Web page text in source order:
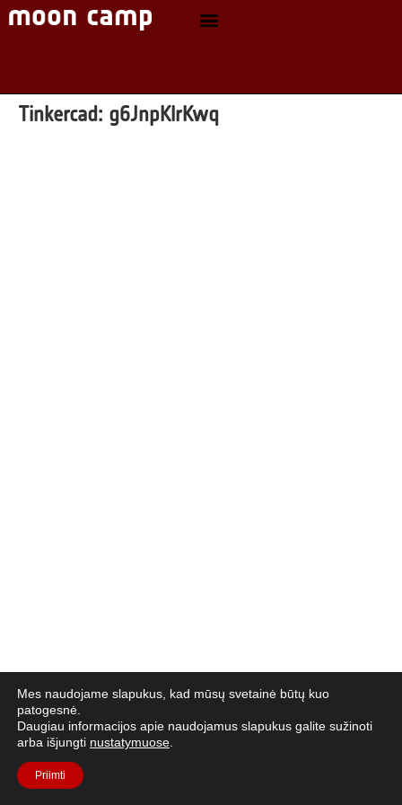
Tinkercad: g6JnpKlrKwq
Mes naudojame slapukus, kad mūsų svetainė būtų kuo
patogesnė.
Daugiau informacijos apie naudojamus slapukus galite sužinoti
arba išjungti nustatymuose
Priimti